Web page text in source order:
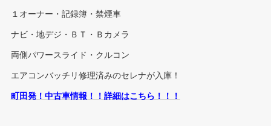
１オーナー・記録簿・禁煙車
ナビ・地デジ・ＢＴ・Ｂカメラ
両側パワースライド・クルコン
エアコンバッチリ修理済みのセレナが入庫！
町田発！中古車情報！！詳細はこちら！！！